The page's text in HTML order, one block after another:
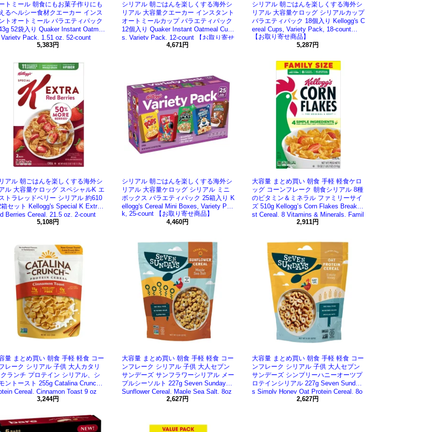
トミール 朝食にもお菓子作りにも
るヘルシー食材クエーカー インス
トオートミール バラエティパック
52袋入り Quaker Instant Oatme
Pack, 1.51 oz, 52-count
取り寄せ商品】
5,383円
シリアル 朝ごはんを楽しくする海外シ
リアル 大容量クエーカー インスタント
オートミールカップ バラエティパック
12個入り Quaker Instant Oatmeal Cup
s, Variety Pack, 12-count 【お取り寄せ
4,671円
シリアル 朝ごはんを楽しくする海外シ
リアル 大容量ケロッグ シリアルカップ
バラエティパック 18個入り Kellogg's C
ereal Cups, Variety Pack, 18-count
【お取り寄せ商品】
5,287円
アル 朝ごはんを楽しくする海外シ
ル 大容量ケロッグ スペシャルK エ
トラレッドベリー シリアル 約610
セット Kellogg's Special K Extra
Berries Cereal, 21.5 oz, 2-count
取り寄せ商品】
5,108円
シリアル 朝ごはんを楽しくする海外シ
リアル 大容量ケロッグ シリアル ミニ
ボックス バラエティパック 25箱入り K
ellogg's Cereal Mini Boxes, Variety Pac
k, 25-count 【お取り寄せ商品】
4,460円
大容量 まとめ買い 朝食 手軽 軽食ケロ
ッグ コーンフレーク 朝食シリアル 8種
のビタミン＆ミネラル ファミリーサイ
ズ 510g Kellogg’s Corn Flakes Breakfa
st Cereal, 8 Vitamins & Minerals, Famil
y Size, 18 oz 【お取り寄せ商品】
2,911円
量 まとめ買い 朝食 手軽 軽食 コー
レーク シリアル 子供 大人カタリ
ランチ プロテイン シリアル、シ
ントースト 255g Catalina Crunch
Cereal, Cinnamon Toast 9 oz
取り寄せ商品】
3,244円
大容量 まとめ買い 朝食 手軽 軽食 コー
ンフレーク シリアル 子供 大人セブン
サンデーズ サンフラワーシリアル メー
プルシーソルト 227g Seven Sundays
Sunflower Cereal, Maple Sea Salt, 8oz
【お取り寄せ商品】
2,627円
大容量 まとめ買い 朝食 手軽 軽食 コー
ンフレーク シリアル 子供 大人セブン
サンデーズ シンプリーハニーオーツプ
ロテインシリアル 227g Seven Sunday
s Simply Honey Oat Protein Cereal, 8o
z 【お取り寄せ商品】
2,627円